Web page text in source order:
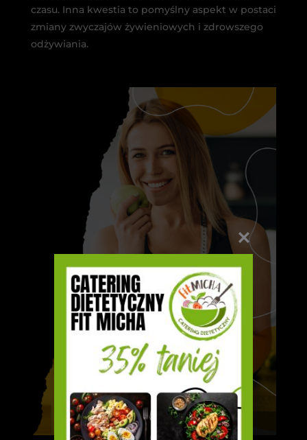
czasu. Inna kwestia to pomyślny aspekt w postaci
zmiany zwyczajów żywieniowych i zdrowszego
odżywiania.